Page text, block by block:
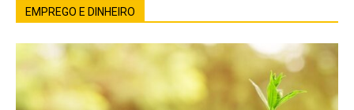
EMPREGO E DINHEIRO